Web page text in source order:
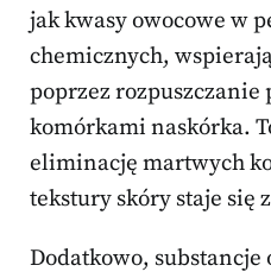
jak kwasy owocowe w
chemicznych,
poprzez rozpuszczanie
komórkami naskórka.
eliminację martwych
tekstury skóry staje się
Dodatkowo,